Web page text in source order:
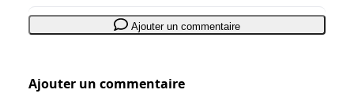
Ajouter un commentaire
Ajouter un commentaire